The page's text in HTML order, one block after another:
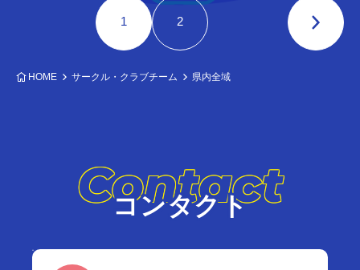
1 2
HOME サークル・クラブチーム 県内全域
Contact
コンタクト